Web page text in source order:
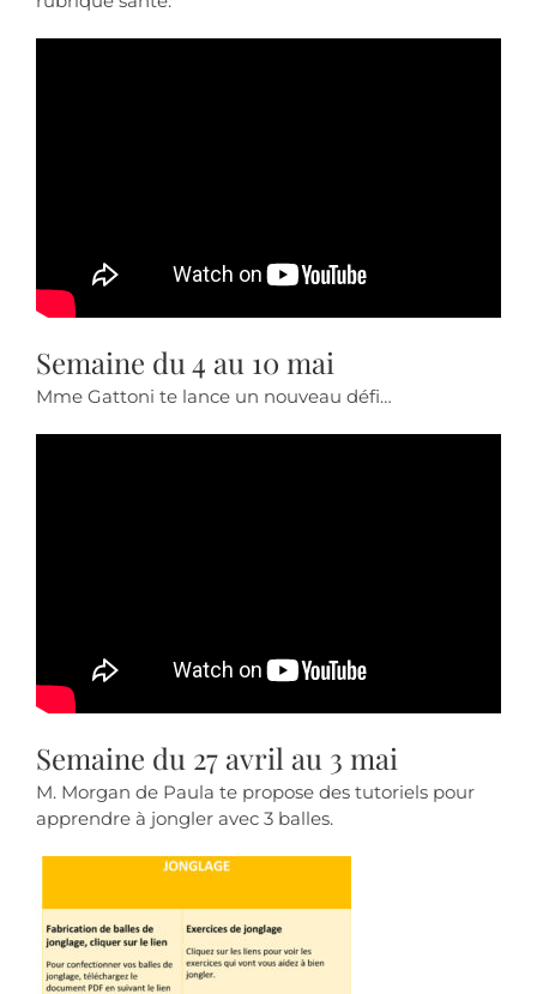
Semaine du 4 au 10 mai
Mme Gattoni te lance un nouveau défi…
Semaine du 27 avril au 3 mai
M. Morgan de Paula te propose des tutoriels pour
apprendre à jongler avec 3 balles.